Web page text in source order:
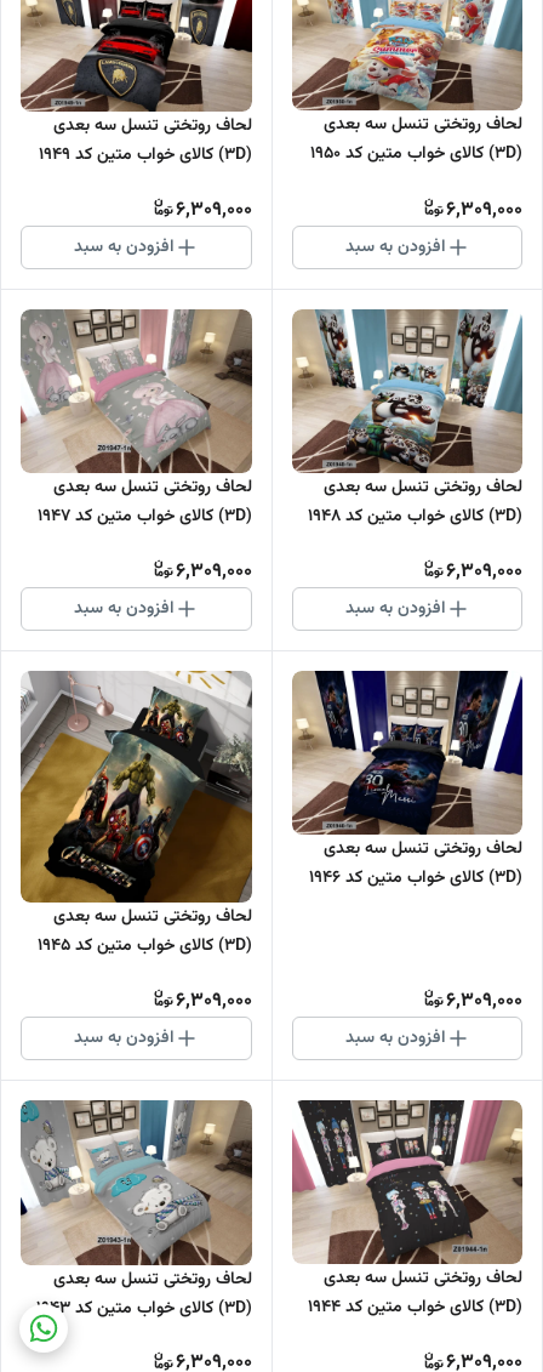
لحاف روتختی تنسل سه بعدی
(3D) کالای خواب متین کد 1950
6,309,000
افزودن به سبد
لحاف روتختی تنسل سه بعدی
(3D) کالای خواب متین کد 1949
6,309,000
افزودن به سبد
لحاف روتختی تنسل سه بعدی
(3D) کالای خواب متین کد 1948
6,309,000
افزودن به سبد
لحاف روتختی تنسل سه بعدی
(3D) کالای خواب متین کد 1947
6,309,000
افزودن به سبد
لحاف روتختی تنسل سه بعدی
(3D) کالای خواب متین کد 1946
6,309,000
افزودن به سبد
لحاف روتختی تنسل سه بعدی
(3D) کالای خواب متین کد 1945
6,309,000
افزودن به سبد
لحاف روتختی تنسل سه بعدی
(3D) کالای خواب متین کد 1944
6,309,000
لحاف روتختی تنسل سه بعدی
(3D) کالای خواب متین کد 1943
6,309,000